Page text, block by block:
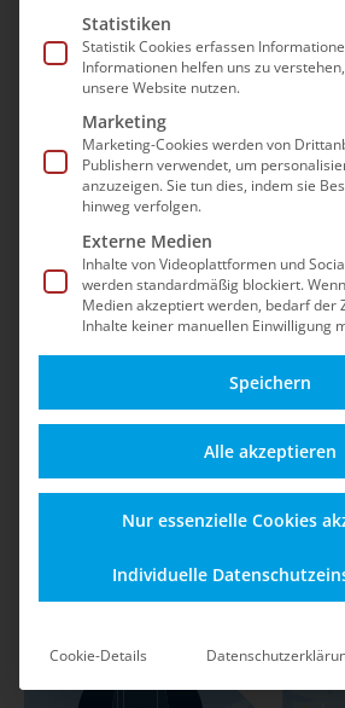
Sicherheit, Updates, dem
und Best Practices für einen
Alles zu Funktionen,
Einsatzmöglichkeiten
für einen sicheren
Shop-Betrieb durch
safefive.
Shop
mit
Statistiken
Statistik Cookies erfassen
Informationen helfen uns zu
unsere Website nutzen.
Marketing
Marketing-Cookies werden von
Publishern verwendet, um
anzuzeigen. Sie tun dies, indem sie
hinweg verfolgen.
Externe Medien
Inhalte von Videoplattformen und
werden standardmäßig blockiert.
Medien akzeptiert werden, bedarf der
Inhalte keiner manuellen Einwilligung
Speichern
Alle akzeptieren
Nur essenzielle Cookies
Individuelle
Cookie-Details